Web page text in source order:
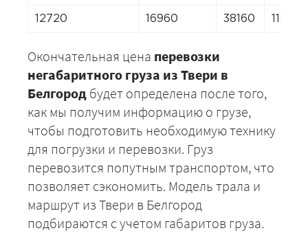
12720 16960 38160 11872
Окончательная цена перевозки
негабаритного груза из Твери в
Белгород будет определена после того,
как мы получим информацию о грузе,
чтобы подготовить необходимую технику
для погрузки и перевозки. Груз
перевозится попутным транспортом, что
позволяет сэкономить. Модель трала и
маршрут из Твери в Белгород
подбираются с учетом габаритов груза.